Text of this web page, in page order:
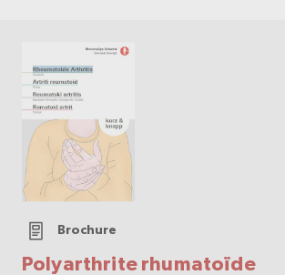
Polyarthrite rhumatoïde
Brochure